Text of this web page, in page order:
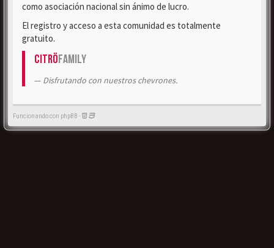
como asociación nacional sin ánimo de lucro.
El registro y acceso a esta comunidad es totalmente
gratuito.
CitröFamily
Disfrutando con nuestros chevrones.
Funcionando con phpBB -